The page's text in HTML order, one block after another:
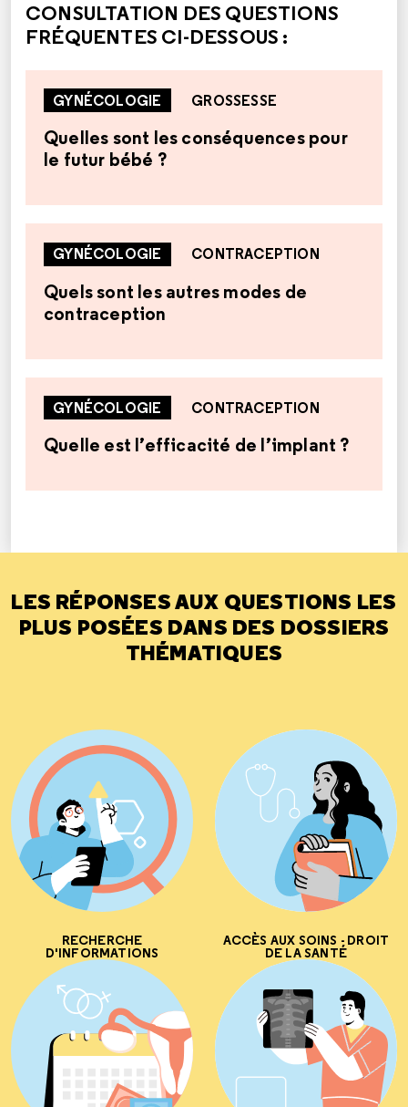
CONSULTATION DES QUESTIONS
FRÉQUENTES CI-DESSOUS :
GYNÉCOLOGIE GROSSESSE
Quelles sont les conséquences pour
le futur bébé ?
GYNÉCOLOGIE CONTRACEPTION
Quels sont les autres modes de
contraception
GYNÉCOLOGIE CONTRACEPTION
Quelle est l’efficacité de l’implant ?
LES RÉPONSES AUX QUESTIONS LES
PLUS POSÉES DANS DES DOSSIERS
THÉMATIQUES
RECHERCHE
D'INFORMATIONS
ACCÈS AUX SOINS - DROIT
DE LA SANTÉ